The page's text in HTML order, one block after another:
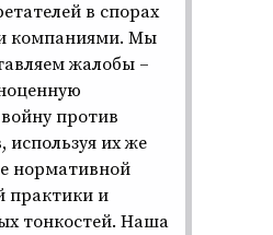
в спорах
компаниями. Мы
жалобы –
против
используя их же
нормативной
практики и
тонкостей. Наша